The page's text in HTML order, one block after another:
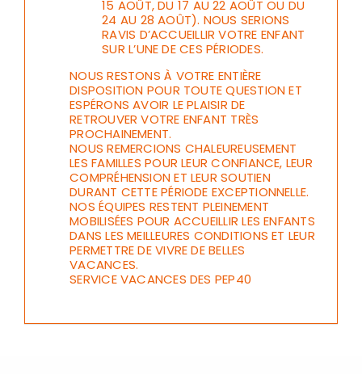
15 AOÛT, DU 17 AU 22 AOÛT OU DU
24 AU 28 AOÛT). NOUS SERIONS
RAVIS D’ACCUEILLIR VOTRE ENFANT
SUR L’UNE DE CES PÉRIODES.
NOUS RESTONS À VOTRE ENTIÈRE
DISPOSITION POUR TOUTE QUESTION ET
ESPÉRONS AVOIR LE PLAISIR DE
RETROUVER VOTRE ENFANT TRÈS
PROCHAINEMENT.
NOUS REMERCIONS CHALEUREUSEMENT
LES FAMILLES POUR LEUR CONFIANCE, LEUR
COMPRÉHENSION ET LEUR SOUTIEN
DURANT CETTE PÉRIODE EXCEPTIONNELLE.
NOS ÉQUIPES RESTENT PLEINEMENT
MOBILISÉES POUR ACCUEILLIR LES ENFANTS
DANS LES MEILLEURES CONDITIONS ET LEUR
PERMETTRE DE VIVRE DE BELLES
VACANCES.
SERVICE VACANCES DES PEP40